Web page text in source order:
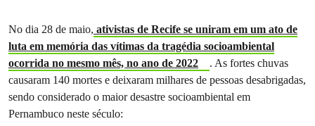
No dia 28 de maio, ativistas de Recife se uniram em um ato de
luta em memória das vítimas da tragédia socioambiental
ocorrida no mesmo mês, no ano de 2022
. As fortes chuvas
causaram 140 mortes e deixaram milhares de pessoas desabrigadas,
sendo considerado o maior desastre socioambiental em
Pernambuco neste século: